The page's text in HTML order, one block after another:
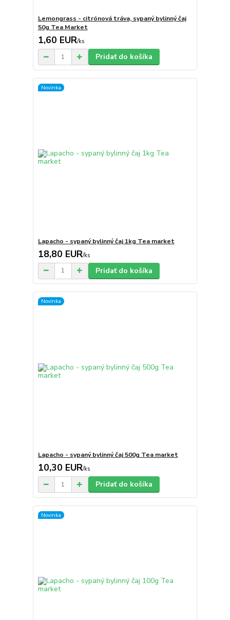
Lemongrass - citrónová tráva, sypaný bylinný čaj
50g Tea Market
1,60 EUR/ks
Pridať do košíka
Novinka
Lapacho - sypaný bylinný čaj 1kg Tea market
18,80 EUR/ks
Pridať do košíka
Novinka
Lapacho - sypaný bylinný čaj 500g Tea market
10,30 EUR/ks
Pridať do košíka
Novinka